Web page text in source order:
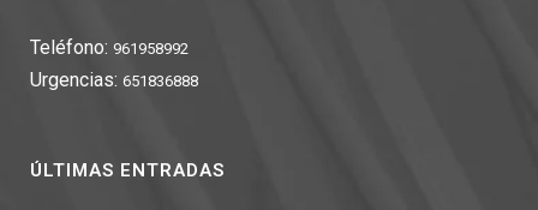
Teléfono: 961958992
Urgencias: 651836888
ÚLTIMAS ENTRADAS